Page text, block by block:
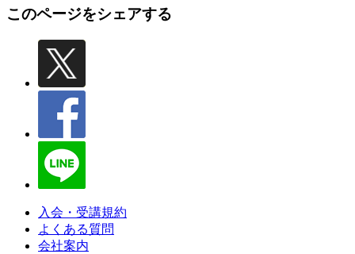
このページをシェアする
入会・受講規約
よくある質問
会社案内